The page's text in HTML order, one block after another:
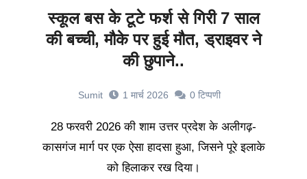
स्कूल बस के टूटे फर्श से गिरी 7 साल
की बच्ची, मौके पर हुई मौत, ड्राइवर ने
की छुपाने..
Sumit 1 मार्च 2026 0 टिप्पणी
28 फरवरी 2026 की शाम उत्तर प्रदेश के अलीगढ़-
कासगंज मार्ग पर एक ऐसा हादसा हुआ, जिसने पूरे इलाके
को हिलाकर रख दिया।